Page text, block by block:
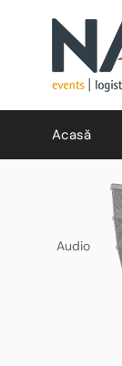
Acasă
Audio